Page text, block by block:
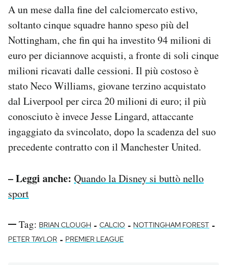
A un mese dalla fine del calciomercato estivo,
soltanto cinque squadre hanno speso più del
Nottingham, che fin qui ha investito 94 milioni di
euro per diciannove acquisti, a fronte di soli cinque
milioni ricavati dalle cessioni. Il più costoso è
stato Neco Williams, giovane terzino acquistato
dal Liverpool per circa 20 milioni di euro; il più
conosciuto è invece Jesse Lingard, attaccante
ingaggiato da svincolato, dopo la scadenza del suo
precedente contratto con il Manchester United.
– Leggi anche: Quando la Disney si buttò nello
sport
Tag: BRIAN CLOUGH - CALCIO - NOTTINGHAM FOREST -
PETER TAYLOR - PREMIER LEAGUE